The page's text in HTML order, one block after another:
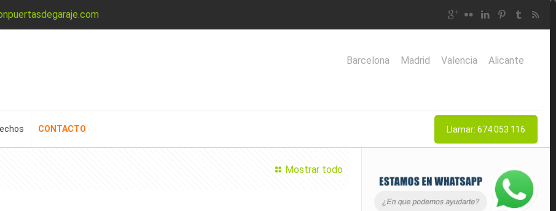
CONTACTO
Barcelona Madrid Valencia Alicante
Llamar: 674 053 116
Mostrar todo